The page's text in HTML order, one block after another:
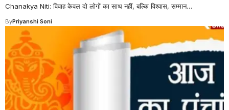
Chanakya Niti: विवाह केवल दो लोगों का साथ नहीं, बल्कि विश्वास, सम्मान…
ByPriyanshi Soni